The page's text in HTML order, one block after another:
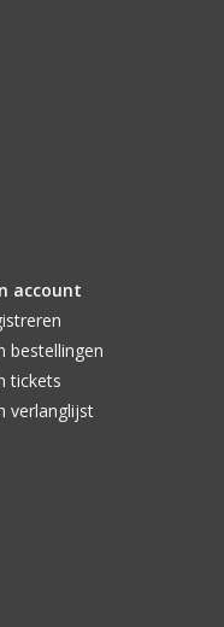
account
bestellingen
tickets
verlanglijst